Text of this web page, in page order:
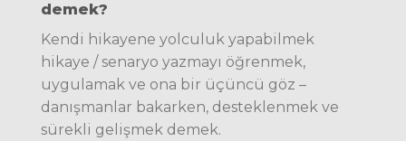
demek?
Kendi hikayene yolculuk yapabilmek
hikaye / senaryo yazmayı öğrenmek,
uygulamak ve ona bir üçüncü göz –
danışmanlar bakarken, desteklenmek ve
sürekli gelişmek demek.